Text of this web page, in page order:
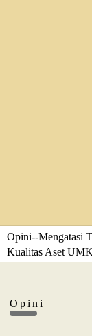
Opini--Mengatasi
Kualitas Aset
Opini